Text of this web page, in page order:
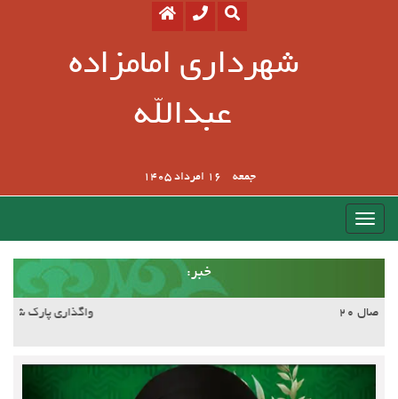
شهرداری امامزاده
عبدالله
جمعه 16 امرداد 1405
:خبر
آسفالت کوچه وصال ۲۰